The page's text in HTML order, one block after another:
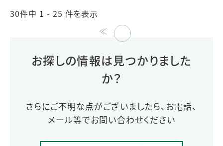
30件中 1 - 25 件を表示
≪
≫
お探しの情報は見つかりました
か？
さらにご不明な点がございましたら、お電話、
メール等でお問い合わせください